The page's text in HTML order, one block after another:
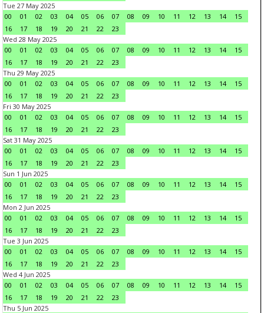
Tue 27 May 2025
00
01 02 03 04 05 06 07 08 09 10 11 12 13 14
15
16
17 18 19 20 21 22
23
Wed 28 May 2025
00
01 02 03 04 05 06 07 08 09 10 11 12 13 14
15
16
17 18 19 20 21 22
23
Thu 29 May 2025
00
01 02 03 04 05 06 07 08 09 10 11 12 13 14
15
16
17 18 19 20 21 22
23
Fri 30 May 2025
00
01 02 03 04 05 06 07 08 09 10 11 12 13 14
15
16
17 18 19 20 21 22
23
Sat 31 May 2025
00
01 02 03 04 05 06 07 08 09 10 11 12 13 14
15
16
17 18 19 20 21 22
23
Sun 1 Jun 2025
00
01 02 03 04 05 06 07 08 09 10 11 12 13 14
15
16
17 18 19 20 21 22
23
Mon 2 Jun 2025
00
01 02 03 04 05 06 07 08 09 10 11 12 13 14
15
16
17 18 19 20 21 22
23
Tue 3 Jun 2025
00
01 02 03 04 05 06 07 08 09 10 11 12 13 14
15
16
17 18 19 20 21 22
23
Wed 4 Jun 2025
00
01 02 03 04 05 06 07 08 09 10 11 12 13 14
15
16
17 18 19 20 21 22
23
Thu 5 Jun 2025